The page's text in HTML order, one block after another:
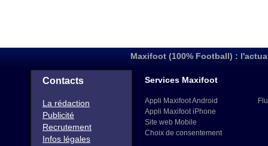
Maxifoot (100% Football) :
Contacts
La rédaction
Publicité
Recrutement
Infos légales
Services Maxifoot
Appli Maxifoot Android
Appli Maxifoot iPhone
Site web Mobile
Choix de consentement